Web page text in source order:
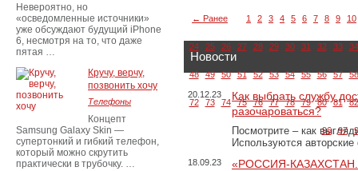
← Ранее 1 2 3 4 5 6 7 8 9 10
24 25 26 27 28 29 30 31 32 33 34
48 49 50 51 52 53 54 55 56 57 58
72 73 74 75 76 77 78 79 80 81 82
96 97
Новости
20.12.23
Как выбрать службу
разочароваться?
Посмотрите – как
Используются
18.09.23
«РОССИЯ-
Невероятно, но
«осведомленные источники»
уже обсуждают будущий iPhone
6, несмотря на то, что даже
пятая …
Кручу, верчу,
позвонить хочу
Телефоны
Концепт
Samsung Galaxy Skin —
супертонкий и гибкий телефон,
который можно скрутить
практически в трубочку. …